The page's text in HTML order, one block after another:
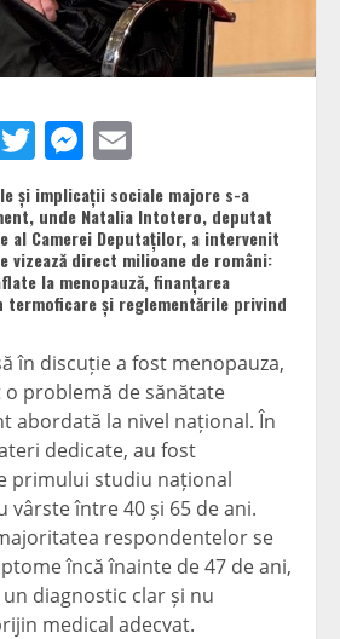
TwitterMessenger
și implicații sociale majore s-a
unde Natalia Intotero, deputat
al Camerei Deputaților, a intervenit
vizează direct milioane de români:
la menopauză, finanțarea
și reglementările privind
în discuție a fost menopauza,
problemă de sănătate
abordată la nivel național. În
dedicate, au fost
primului studiu național
vârste între 40 și 65 de ani.
respondentelor se
încă înainte de 47 de ani,
diagnostic clar și nu
medical adecvat.